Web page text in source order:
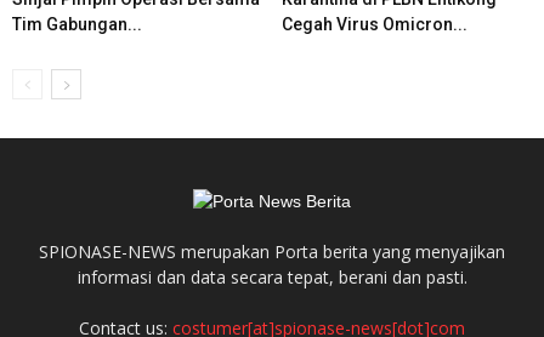
Tim Gabungan...
Cegah Virus Omicron...
SPIONASE-NEWS merupakan Porta berita yang menyajikan
informasi dan data secara tepat, berani dan pasti.
Contact us: costumer[at]spionase-news[dot]com